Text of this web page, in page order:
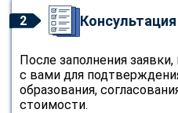
2 Консультация
После заполнения
с вами для
образования,
стоимости.
Max